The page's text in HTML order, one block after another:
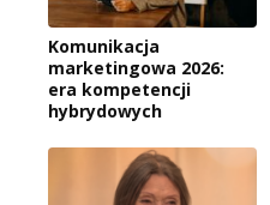
Komunikacja
marketingowa 2026:
era kompetencji
hybrydowych